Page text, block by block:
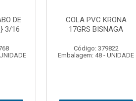
CURVA ELETRODUTO
GALVANIZADO PERFIL
Código: 379867
Embalagem: 1 - UNIDADE